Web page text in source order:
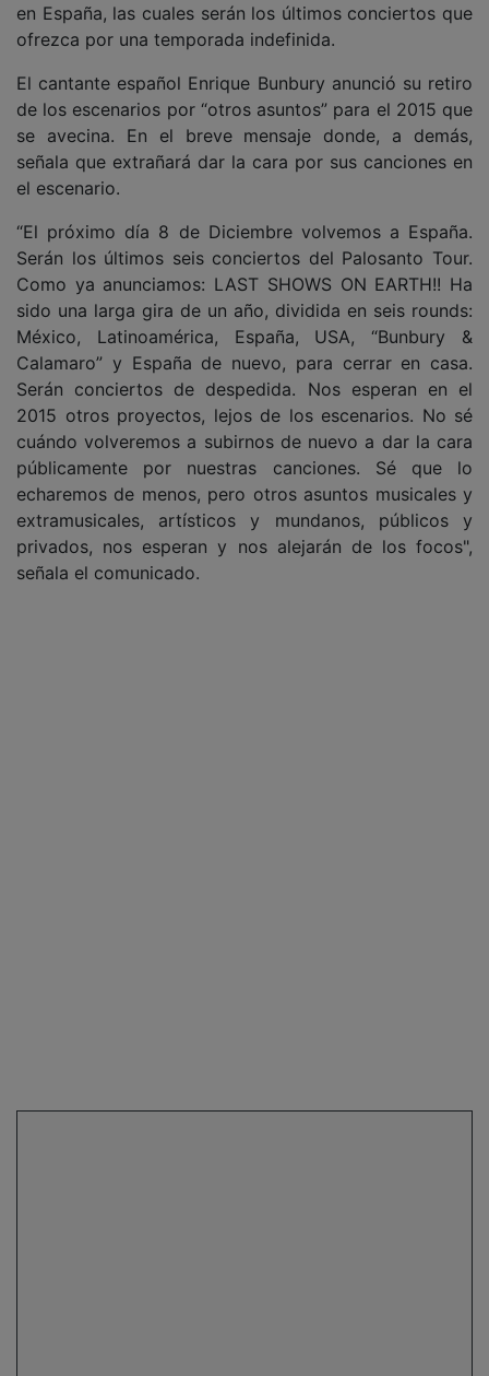
en España, las cuales serán los últimos conciertos que
ofrezca por una temporada indefinida.
El cantante español Enrique Bunbury anunció su retiro
de los escenarios por “otros asuntos” para el 2015 que
se avecina. En el breve mensaje donde, a demás,
señala que extrañará dar la cara por sus canciones en
el escenario.
“El próximo día 8 de Diciembre volvemos a España.
Serán los últimos seis conciertos del Palosanto Tour.
Como ya anunciamos: LAST SHOWS ON EARTH!! Ha
sido una larga gira de un año, dividida en seis rounds:
México, Latinoamérica, España, USA, “Bunbury &
Calamaro” y España de nuevo, para cerrar en casa.
Serán conciertos de despedida. Nos esperan en el
2015 otros proyectos, lejos de los escenarios. No sé
cuándo volveremos a subirnos de nuevo a dar la cara
públicamente por nuestras canciones. Sé que lo
echaremos de menos, pero otros asuntos musicales y
extramusicales, artísticos y mundanos, públicos y
privados, nos esperan y nos alejarán de los focos",
señala el comunicado.